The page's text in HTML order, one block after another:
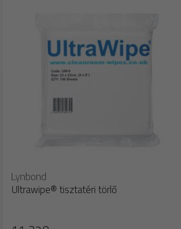
Lynbond
Ultrawipe® tisztatéri törlő